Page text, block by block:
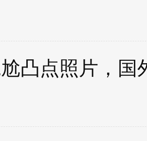
凸点照片，国